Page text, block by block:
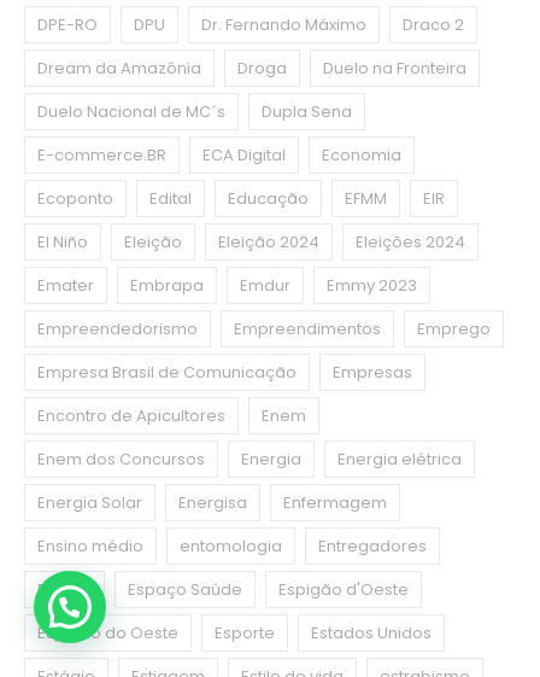
DPE-RO
DPU Dr. Fernando Máximo
Draco 2
Dream da Amazônia
Droga
Duelo na Fronteira
Duelo Nacional de MC´s
Dupla Sena
E-commerce.BR
ECA Digital
Economia
Ecoponto
Edital Educação EFMM
EIR
El Niño
Eleição Eleição 2024
Eleições 2024
Emater
Embrapa Emdur
Emmy 2023
Empreendedorismo
Empreendimentos
Emprego
Empresa Brasil de Comunicação
Empresas
Encontro de Apicultores
Enem
Enem dos Concursos
Energia
Energia elétrica
Energia Solar
Energisa
Enfermagem
Ensino médio
entomologia
Entregadores
Esgoto
Espaço Saúde
Espigão d'Oeste
Espigão do Oeste
Esporte
Estados Unidos